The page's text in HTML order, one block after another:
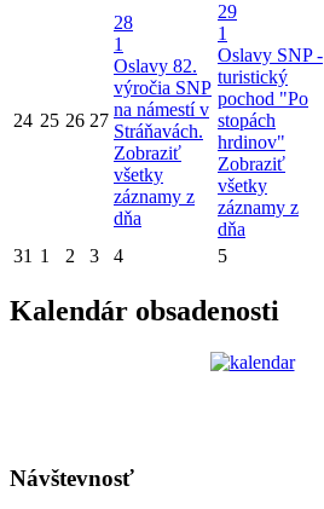
24 25 26 27
28
1
Oslavy 82.
výročia SNP
na námestí v
Stráňavách.
Zobraziť
všetky
záznamy z
dňa
29
1
Oslavy SNP -
turistický
pochod "Po
stopách
hrdinov"
Zobraziť
všetky
záznamy z
dňa
31 1 2 3 4 5
Kalendár obsadenosti
Návštevnosť